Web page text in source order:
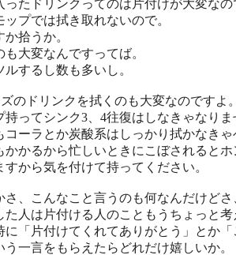
ったドリンクってのは片付けが大変なの
ップでは拭き取れないので。
か拾うか。
も大変なんですってば。
ルするし数も多いし。
のドリンクを拭くのも大変なのですよ
持ってシンク3、4往復はしなきゃなりま
コーラとか炭酸系はしっかり拭かなき
かかるから忙しいときにこぼされると
すから気を付けて持ってください。
さ、こんなこと言うのも何なんだけどさ
た人は片付ける人のこともうちょっと
に「片付けてくれてありがとう」とか
う一言をもらえたらどれだけ嬉しいか。